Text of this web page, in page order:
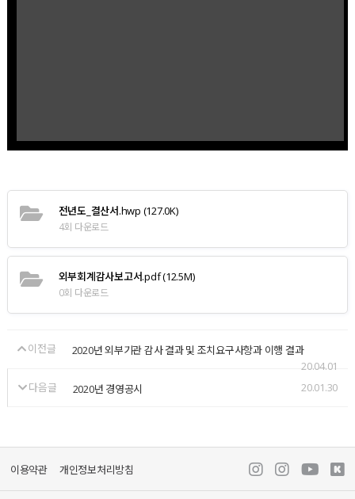
전년도_결산서.hwp (127.0K)
4회 다운로드
외부회계감사보고서.pdf(12.5M)
0회 다운로드
이전글
2020년 외부기관 감사 결과 및 조치요구사항과 이행 결과
20.04.01
다음글
2020년 경영공시 20.01.30
이용약관 개인정보처리방침